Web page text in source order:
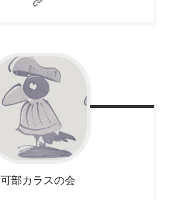
可部カラスの会